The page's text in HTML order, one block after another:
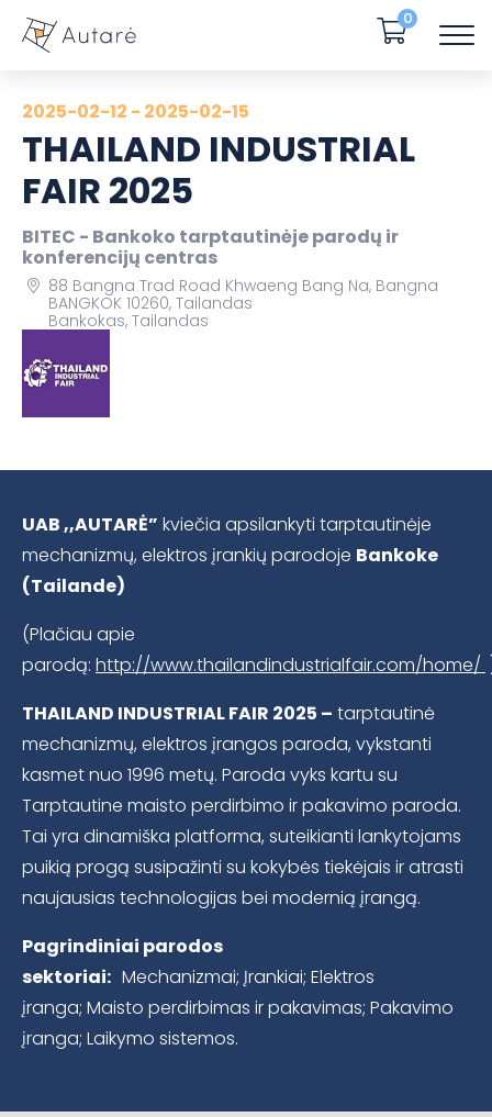
0
2025-02-12 - 2025-02-15
THAILAND INDUSTRIAL
FAIR 2025
BITEC - Bankoko tarptautinėje parodų ir
konferencijų centras
88 Bangna Trad Road Khwaeng Bang Na, Bangna
BANGKOK 10260, Tailandas
Bankokas, Tailandas
UAB ,,AUTARĖ” kviečia apsilankyti tarptautinėje
mechanizmų, elektros įrankių parodoje Bankoke
(Tailande)
(Plačiau apie
parodą: http://www.thailandindustrialfair.com/home/
THAILAND INDUSTRIAL FAIR 2025 – tarptautinė
mechanizmų, elektros įrangos paroda, vykstanti
kasmet nuo 1996 metų. Paroda vyks kartu su
Tarptautine maisto perdirbimo ir pakavimo paroda.
Tai yra dinamiška platforma, suteikianti lankytojams
puikią progą susipažinti su kokybės tiekėjais ir atrasti
naujausias technologijas bei modernią įrangą.
Pagrindiniai parodos
sektoriai: Mechanizmai; Įrankiai; Elektros
įranga; Maisto perdirbimas ir pakavimas; Pakavimo
įranga; Laikymo sistemos.